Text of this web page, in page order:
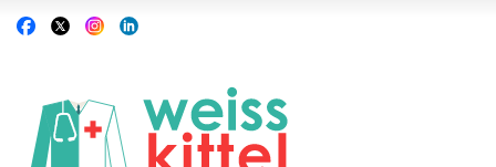
Accessibility
Modus
Navigation
Inhalt
Auf Auf Auf Auf